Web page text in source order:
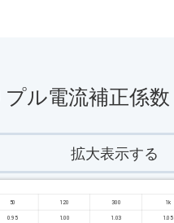
プル電流補正係数
拡大表示する
50 120 300 1k
0.95 1.00 1.03 1.05